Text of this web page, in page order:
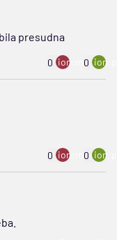
presudna
0 ion:minus
0
0 ion:minus
0